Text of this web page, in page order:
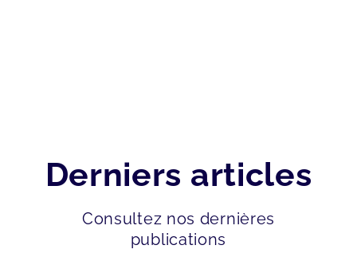
Derniers articles
Consultez nos dernières
publications